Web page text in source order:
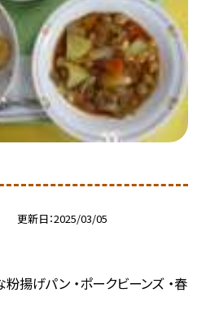
更新日 2025/03/05
粉揚げパン ・ポークビーンズ ・春